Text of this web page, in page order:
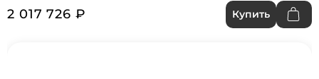
2 017 726 ₽
Купить